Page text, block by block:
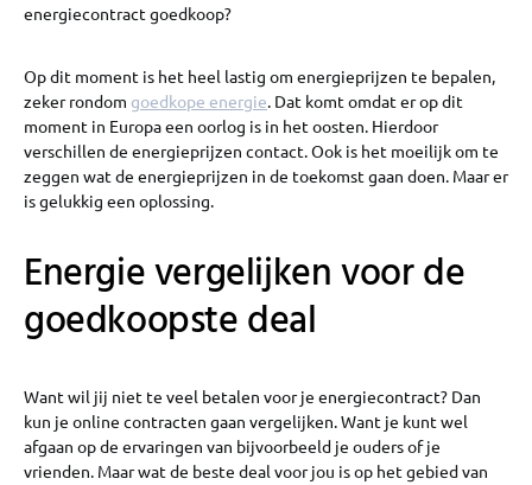
energiecontract goedkoop?
Op dit moment is het heel lastig om energieprijzen te bepalen,
zeker rondom goedkope energie. Dat komt omdat er op dit
moment in Europa een oorlog is in het oosten. Hierdoor
verschillen de energieprijzen contact. Ook is het moeilijk om te
zeggen wat de energieprijzen in de toekomst gaan doen. Maar er
is gelukkig een oplossing.
Energie vergelijken voor de
goedkoopste deal
Want wil jij niet te veel betalen voor je energiecontract? Dan
kun je online contracten gaan vergelijken. Want je kunt wel
afgaan op de ervaringen van bijvoorbeeld je ouders of je
vrienden. Maar wat de beste deal voor jou is op het gebied van